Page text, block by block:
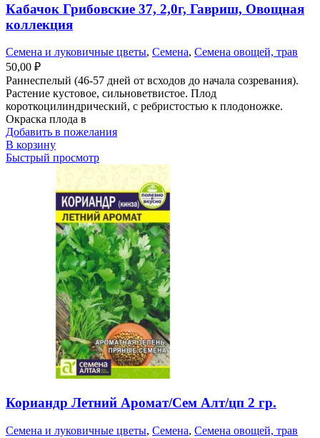
Кабачок Грибовские 37, 2,0г, Гавриш, Овощная
коллекция
Семена и луковичные цветы, Семена, Семена овощей, трав
50,00 ₽
Раннеспелый (46-57 дней от всходов до начала созревания).
Растение кустовое, сильноветвистое. Плод
короткоцилиндрический, с ребристостью к плодоножке.
Окраска плода в
Добавить в пожелания
В корзину
Быстрый просмотр
Кориандр Летний Аромат/Сем Алт/цп 2 гр.
Семена и луковичные цветы, Семена, Семена овощей, трав